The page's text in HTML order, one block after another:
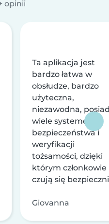
opinii
Ta aplikacja jest
bardzo łatwa w
obsłudze, bardzo
użyteczna,
niezawodna,
wiele systemów
bezpieczeństwa i
weryfikacji
tożsamości, dzięki
którym członkowie
czują się
Giovanna